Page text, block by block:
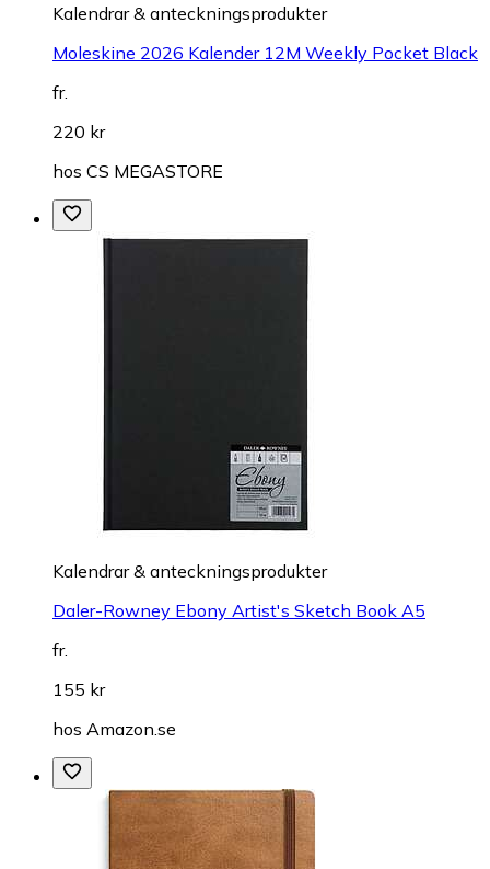
Kalendrar & anteckningsprodukter
Moleskine 2026 Kalender 12M Weekly Pocket Black
fr.
220 kr
hos CS MEGASTORE
Kalendrar & anteckningsprodukter
Daler-Rowney Ebony Artist's Sketch Book A5
fr.
155 kr
hos Amazon.se